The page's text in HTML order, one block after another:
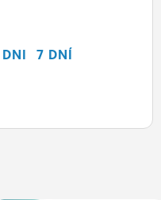
7 DNÍ